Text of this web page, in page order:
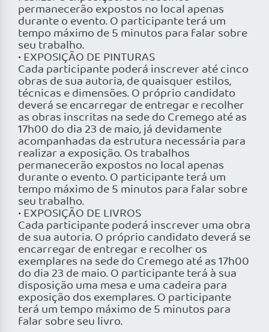
permanecerão expostos no local apenas
durante o evento. O participante terá um
tempo máximo de 5 minutos para falar sobre
seu trabalho.
• EXPOSIÇÃO DE PINTURAS
Cada participante poderá inscrever até cinco
obras de sua autoria, de quaisquer estilos,
técnicas e dimensões. O próprio candidato
deverá se encarregar de entregar e recolher
as obras inscritas na sede do Cremego até as
17h00 do dia 23 de maio, já devidamente
acompanhadas da estrutura necessária para
realizar a exposição. Os trabalhos
permanecerão expostos no local apenas
durante o evento. O participante terá um
tempo máximo de 5 minutos para falar sobre
seu trabalho.
• EXPOSIÇÃO DE LIVROS
Cada participante poderá inscrever uma obra
de sua autoria. O próprio candidato deverá se
encarregar de entregar e recolher os
exemplares na sede do Cremego até as 17h00
do dia 23 de maio. O participante terá à sua
disposição uma mesa e uma cadeira para
exposição dos exemplares. O participante
terá um tempo máximo de 5 minutos para
falar sobre seu livro.